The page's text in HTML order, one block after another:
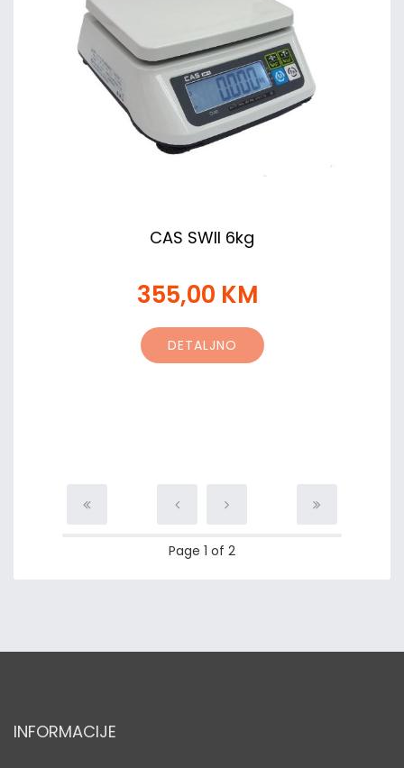
CAS SWII 6kg
355,00 KM
DETALJNO
Page 1 of 2
INFORMACIJE